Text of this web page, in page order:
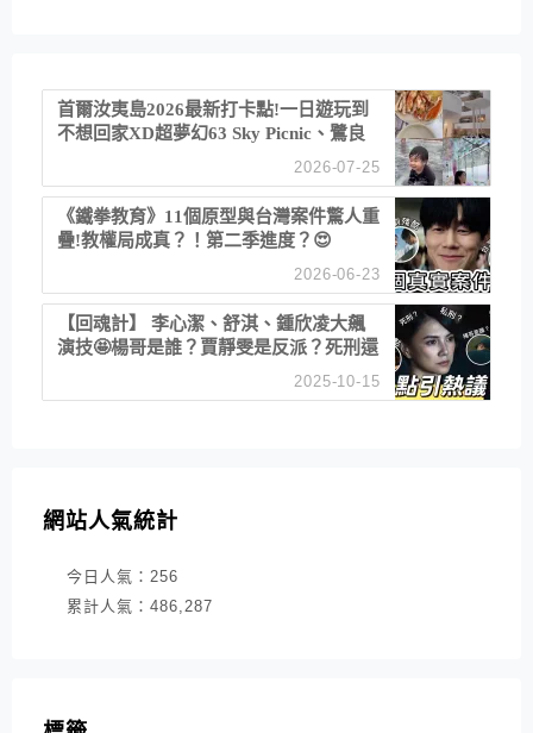
首爾汝夷島2026最新打卡點!一日遊玩到
不想回家XD超夢幻63 Sky Picnic、鷺良
津帝王蟹大餐、《淚之女王》拍攝地、漢
2026-07-25
《鐵拳教育》11個原型與台灣案件驚人重
疊!教權局成真？！第二季進度？😍
2026-06-23
【回魂計】 李心潔、舒淇、鍾欣凌大飆
演技🤩楊哥是誰？賈靜雯是反派？死刑還
2025-10-15
網站人氣統計
今日人氣： 256
累計人氣： 486,287